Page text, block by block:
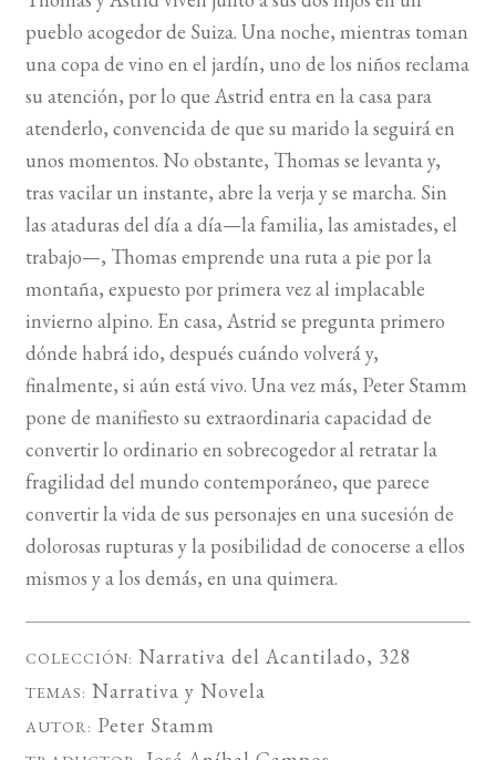
BUSCAR
LISTA DE LIBROS
pueblo acogedor de Suiza. Una noche, mientras toman
una copa de vino en el jardín, uno de los niños reclama
su atención, por lo que Astrid entra en la casa para
atenderlo, convencida de que su marido la seguirá en
unos momentos. No obstante, Thomas se levanta y,
tras vacilar un instante, abre la verja y se marcha. Sin
las ataduras del día a día—la familia, las amistades, el
trabajo—, Thomas emprende una ruta a pie por la
montaña, expuesto por primera vez al implacable
invierno alpino. En casa, Astrid se pregunta primero
dónde habrá ido, después cuándo volverá y,
finalmente, si aún está vivo. Una vez más, Peter Stamm
pone de manifiesto su extraordinaria capacidad de
convertir lo ordinario en sobrecogedor al retratar la
fragilidad del mundo contemporáneo, que parece
convertir la vida de sus personajes en una sucesión de
dolorosas rupturas y la posibilidad de conocerse a ellos
mismos y a los demás, en una quimera.
COLECCIÓN: Narrativa del Acantilado, 328
TEMAS: Narrativa y Novela
AUTOR: Peter Stamm